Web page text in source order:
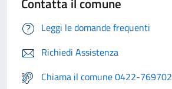
Leggi le domande frequenti
Richiedi Assistenza
Chiama il comune 0422-769702